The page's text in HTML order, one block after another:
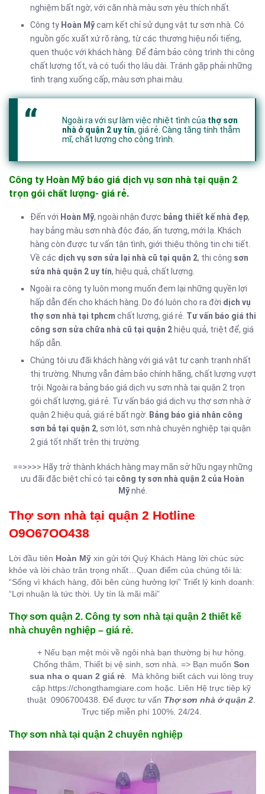
nghiệm bất ngờ, với căn nhà màu sơn yêu thích nhất.
Công ty Hoàn Mỹcam kết chỉ sử dụng vật tư sơn nhà. Có
nguồn gốc xuất xứ rõ ràng, từ các thương hiệu nổi tiếng,
quen thuộc với khách hàng. Để đảm bảo công trình thi công
chất lượng tốt, và có tuổi thọ lâu dài. Tránh gặp phải những
tình trạng xuống cấp, màu sơn phai màu.
Ngoài ra với sự làm việc nhiệt tình của thợ sơn
nhà ở quận 2 uy tín, giá rẻ. Càng tăng tính thẫm
mĩ, chất lượng cho công trình.
Công ty Hoàn Mỹ báo giá dịch vụ sơn nhà tại quận 2
trọn gói chất lượng- giá rẻ.
Đến với Hoàn Mỹ, ngoài nhận được bảng thiết kế nhà đẹp,
hay bảng màu sơn nhà độc đáo, ấn tượng, mới lạ. Khách
hàng còn được tư vấn tận tình, giới thiệu thông tin chi tiết.
Về các dịch vụ sơn sửa lại nhà cũ tại quận 2, thi công sơn
sửa nhà quận 2 uy tín, hiệu quả, chất lượng.
Ngoài ra công ty luôn mong muốn đem lại những quyền lợi
hấp dẫn đến cho khách hàng. Do đó luôn cho ra đời dịch vụ
thợ sơn nhà tại tphcm chất lượng, giá rẻ. Tư vấn báo giá thi
công sơn sửa chữa nhà cũ tại quận 2hiệu quả, triệt để, giá
hấp dẫn.
Chúng tôi ưu đãi khách hàng với giá vật tư cạnh tranh nhất
thị trường. Nhưng vẫn đảm bảo chính hãng, chất lượng vượt
trội. Ngoài ra bảng báo giá dịch vụ sơn nhà tại quận 2 trọn
gói chất lượng, giá rẻ. Tư vấn báo giá dịch vụ thợ sơn nhà ở
quận 2 hiệu quả, giá rẻ bất ngờ. Bảng báo giá nhân công
sơn bả tại quận 2, sơn lót, sơn nhà chuyên nghiệp tại quận
2 giá tốt nhất trên thị trường.
==>>>> Hãy trở thành khách hàng may mắn sở hữu ngay những
ưu đãi đặc biệt chỉ có tại công ty sơn nhà quận 2 của Hoàn
Mỹnhé.
Thợ sơn nhà tại quận 2 Hotline
O9O67OO438
Lời đầu tiên Hoàn Mỹ xin gửi tới Quý Khách Hàng lời chúc sức
khỏe và lời chào trân trọng nhất…Quan điểm của chúng tôi là:
“Sống vì khách hàng, đôi bên cùng hưởng lợi” Triết lý kinh doanh:
“Lợi nhuận là tức thời. Uy tín là mãi mãi”
Thợ sơn quận 2. Công ty sơn nhà tại quận 2 thiết kế
nhà chuyên nghiệp – giá rẻ.
+ Nếu bạn mệt mỏi về ngôi nhà bạn thường bị hư hỏng.
Chống thâm, Thiết bị vệ sinh, sơn nhà. => Bạn muốn Son
sua nha o quan 2 giá rẻ
Mà không biết cách vui lòng truy
cập https://chongthamgiare.com hoặc. Liên Hệ trực tiêp kỹ
thuật 0906700438. Để được tư vấn Thợ sơn nhà ở quận 2
Trực tiếp miễn phí 100%. 24/24.
Thợ sơn nhà tại quận 2 chuyên nghiệp